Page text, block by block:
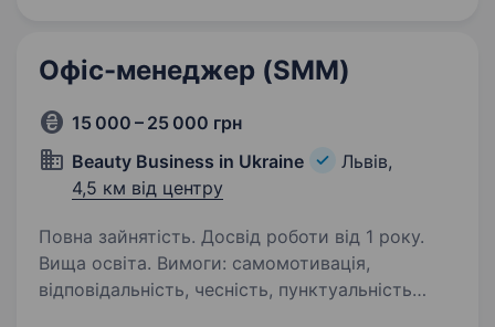
Офіс-менеджер (SMM)
15 000 – 25 000 грн
Beauty Business in Ukraine
Львів,
4,5 км від центру
Повна зайнятість. Досвід роботи від 1 року.
Вища освіта. Вимоги: самомотивація,
відповідальність, чесність, пунктуальність